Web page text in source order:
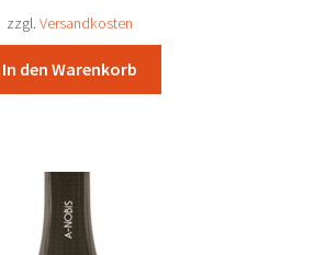
21,08 €
zzgl. Versandkosten
In den Warenkorb